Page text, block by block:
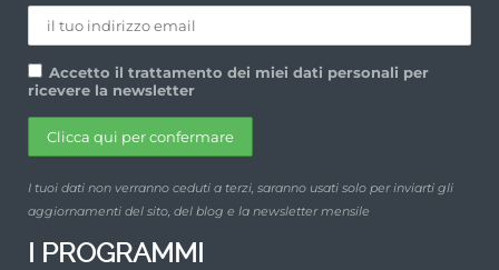
Accetto il trattamento dei miei dati personali per
ricevere la newsletter
I tuoi dati non verranno ceduti a terzi, saranno usati solo per inviarti gli
aggiornamenti del sito, del blog e la newsletter mensile
I PROGRAMMI